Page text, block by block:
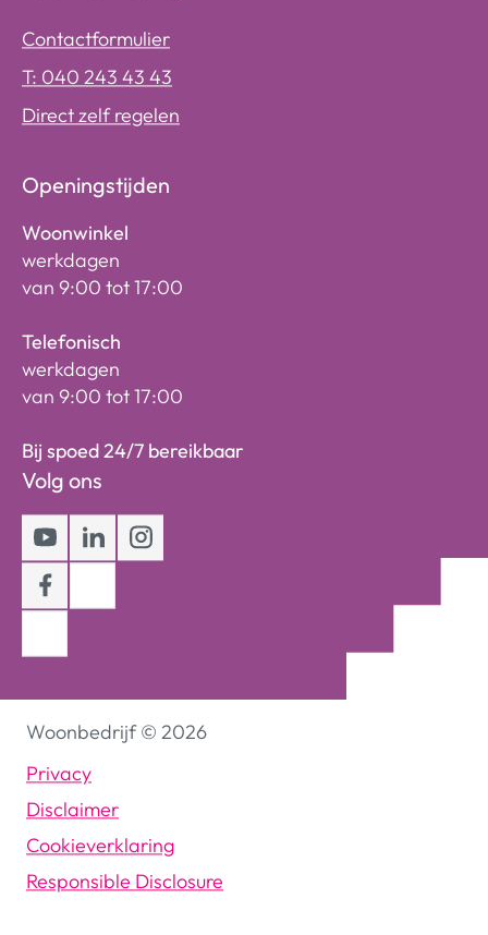
Contactformulier
T: 040 243 43 43
Direct zelf regelen
Openingstijden
Woonwinkel
werkdagen
van 9:00 tot 17:00
Telefonisch
werkdagen
van 9:00 tot 17:00
Bij spoed 24/7 bereikbaar
Volg ons
Youtube
LinkedInInstagram
Facebook
Woonbedrijf© 2026
Privacy
Disclaimer
Cookieverklaring
Responsible Disclosure